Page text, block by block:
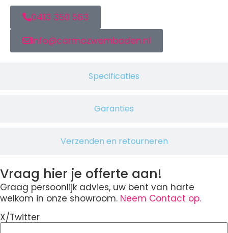
Specificaties
Garanties
Verzenden en retourneren
0413 350 563
Info@carmazwembaden.nl
Vraag hier je offerte aan!
Graag persoonlijk advies, uw bent van harte
welkom in onze showroom. Neem Contact op.
X/Twitter